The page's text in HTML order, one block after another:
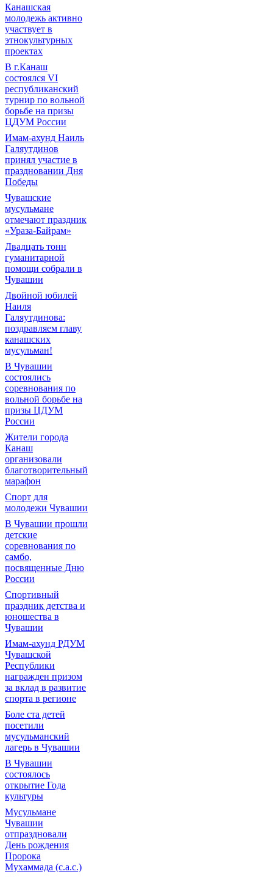
Канашская
молодежь активно
участвует в
этнокультурных
проектах
В г.Канаш
состоялся VI
республиканский
турнир по вольной
борьбе на призы
ЦДУМ России
Имам-ахунд Наиль
Галяутдинов
принял участие в
праздновании Дня
Победы
Чувашские
мусульмане
отмечают праздник
«Ураза-Байрам»
Двадцать тонн
гуманитарной
помощи собрали в
Чувашии
Двойной юбилей
Наиля
Галяутдинова:
поздравляем главу
канашских
мусульман!
В Чувашии
состоялись
соревнования по
вольной борьбе на
призы ЦДУМ
России
Жители города
Канаш
организовали
благотворительный
марафон
Спорт для
молодежи Чувашии
В Чувашии прошли
детские
соревнования по
самбо,
посвященные Дню
России
Спортивный
праздник детства и
юношества в
Чувашии
Имам-ахунд РДУМ
Чувашской
Республики
награжден призом
за вклад в развитие
спорта в регионе
Боле ста детей
посетили
мусульманский
лагерь в Чувашии
В Чувашии
состоялось
открытие Года
культуры
Мусульмане
Чувашии
отпраздновали
День рождения
Пророка
Мухаммада (с.а.с.)